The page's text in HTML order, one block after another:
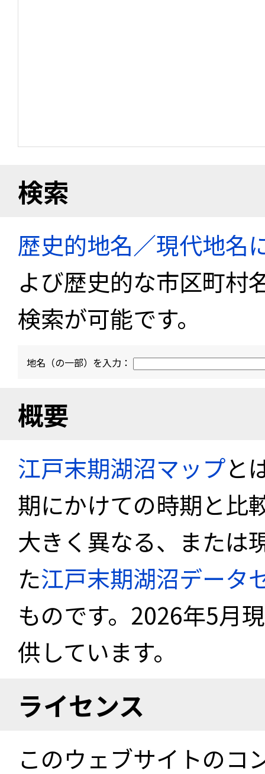
検索
歴史的地名／現代地名
よび歴史的な市区町村
検索が可能です。
地名（の一部）を入力：
概要
江戸末期湖沼マップと
期にかけての時期と比
大きく異なる、または
た江戸末期湖沼データ
ものです。2026年5月
供しています。
ライセンス
このウェブサイトのコ